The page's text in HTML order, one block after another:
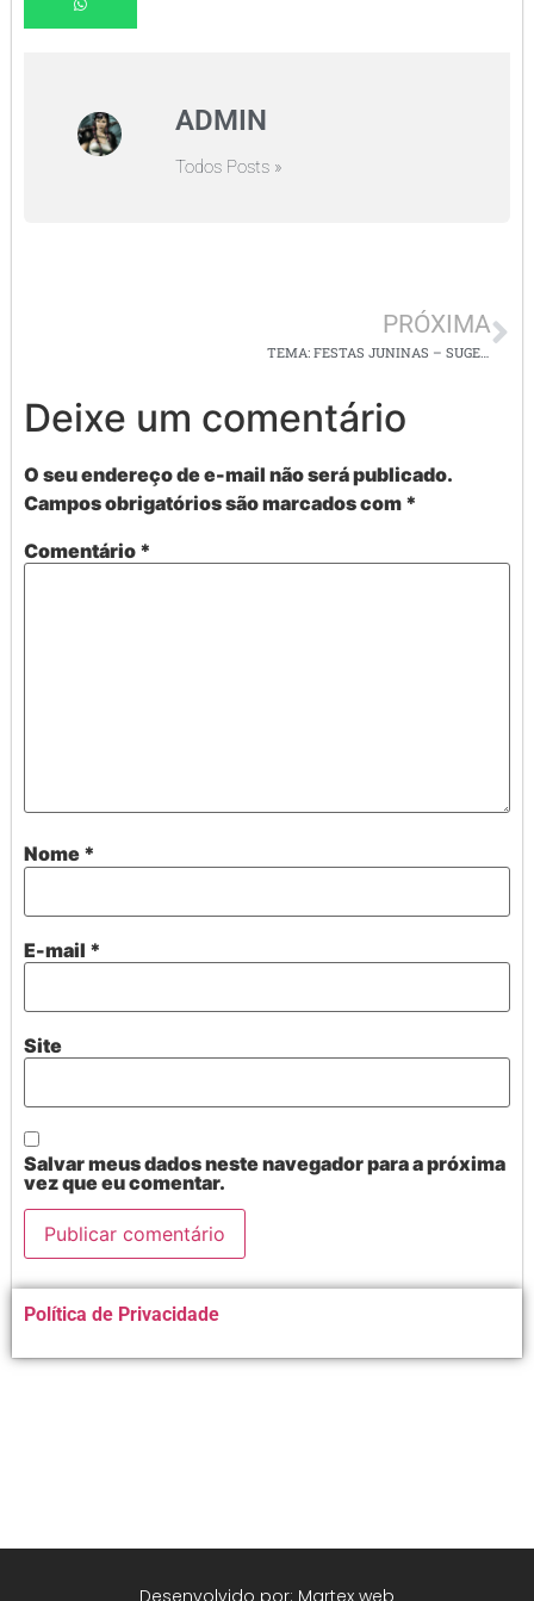
ADMIN
Todos Posts »
PRÓXIMA
TEMA: FESTAS JUNINAS – SUGESTÕES DE PAINÉIS, LEMBRANCINHAS E ATIVIDADES
Deixe um comentário
O seu endereço de e-mail não será publicado.
Campos obrigatórios são marcados com *
Comentário *
Nome *
E-mail *
Site
Salvar meus dados neste navegador para a próxima
vez que eu comentar.
Alternative:
Política de Privacidade